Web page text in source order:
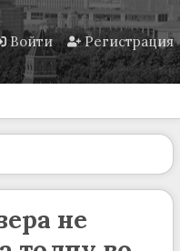
Войти Регистрация
не